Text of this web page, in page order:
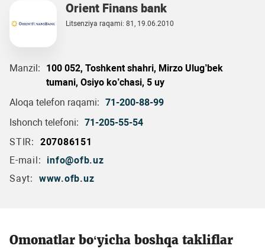
Orient Finans bank
Litsenziya raqami: 81, 19.06.2010
Manzil:
100 052, Toshkent shahri, Mirzo Ulug’bek
tumani, Osiyo ko’chasi, 5 uy
Aloqa telefon raqami: 71-200-88-99
Ishonch telefoni: 71-205-55-54
STIR:
207086151
E-mail:
info@ofb.uz
Sayt:
www.ofb.uz
Omonatlar bo‘yicha boshqa takliflar